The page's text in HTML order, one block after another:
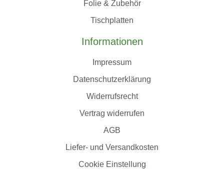
Folie & Zubehör
Tischplatten
Informationen
Impressum
Datenschutzerklärung
Widerrufsrecht
Vertrag widerrufen
AGB
Liefer- und Versandkosten
Cookie Einstellung